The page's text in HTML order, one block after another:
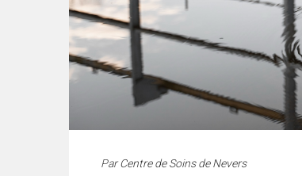
ParCentre de Soins de Nevers